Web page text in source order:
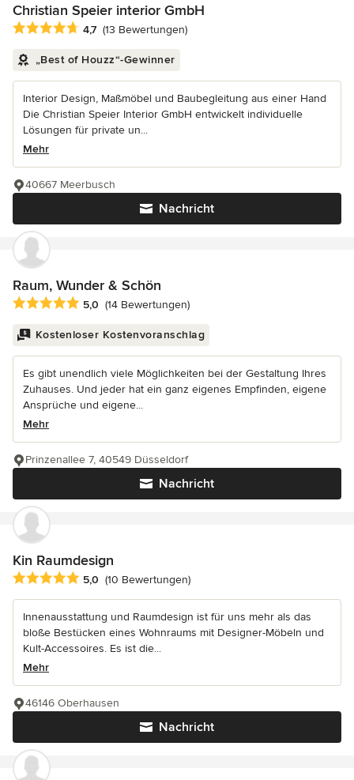
Christian Speier interior GmbH
Durchschnittliche Bewertung: 4.7 von 5 Sternen
4,7 (13 Bewertungen)
„Best of Houzz“-Gewinner
Interior Design, Maßmöbel und Baubegleitung aus einer Hand
Die Christian Speier Interior GmbH entwickelt individuelle
Lösungen für private un...
Mehr
Nachricht
40667 Meerbusch
Raum, Wunder & Schön
Durchschnittliche Bewertung: 5 von 5 Sternen
5,0 (14 Bewertungen)
Kostenloser Kostenvoranschlag
Es gibt unendlich viele Möglichkeiten bei der Gestaltung Ihres
Zuhauses. Und jeder hat ein ganz eigenes Empfinden, eigene
Ansprüche und eigene...
Mehr
Nachricht
Prinzenallee 7, 40549 Düsseldorf
Kin Raumdesign
Durchschnittliche Bewertung: 5 von 5 Sternen
5,0 (10 Bewertungen)
Innenausstattung und Raumdesign ist für uns mehr als das
bloße Bestücken eines Wohnraums mit Designer-Möbeln und
Kult-Accessoires. Es ist die...
Mehr
Nachricht
46146 Oberhausen